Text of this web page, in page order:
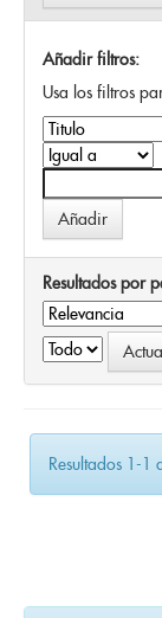
Añadir filtros:
Usa los filtros
Resultados por
Resultados 1-1